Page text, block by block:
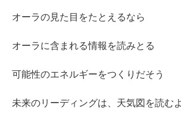
オーラの見た目をたとえるなら
オーラに含まれる情報を読みとる
可能性のエネルギーをつくりだそう
未来のリーディングは、天気図を読む